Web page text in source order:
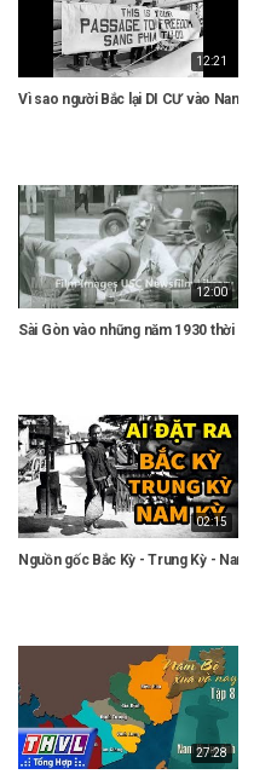
Bắc di cư vào Nam?
12:21
Vì sao người Bắc lại DI CƯ vào Nam
12:00
Sài Gòn vào những năm 1930 thời còn
Xưa Việt Nam
02:15
Nguồn gốc Bắc Kỳ - Trung Kỳ - Nam Kỳ
27:28